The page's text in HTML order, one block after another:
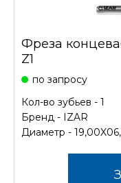
Фреза
Z1
по запросу
Кол-во зубьев - 1
Бренд - IZAR
Диаметр -